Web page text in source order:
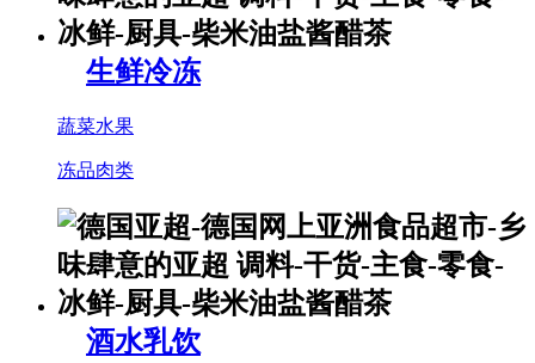
生鲜冷冻
蔬菜水果
冻品肉类
酒水乳饮